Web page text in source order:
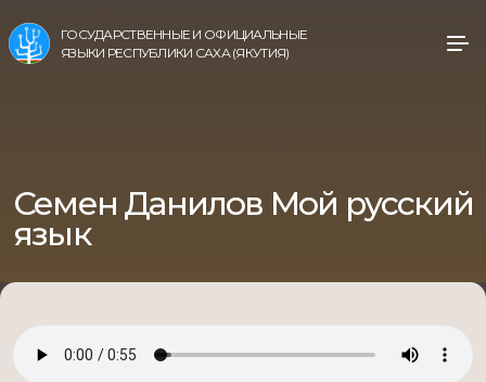
ГОСУДАРСТВЕННЫЕ И ОФИЦИАЛЬНЫЕ
ЯЗЫКИ РЕСПУБЛИКИ САХА (ЯКУТИЯ)
Семен Данилов Мой русский
язык